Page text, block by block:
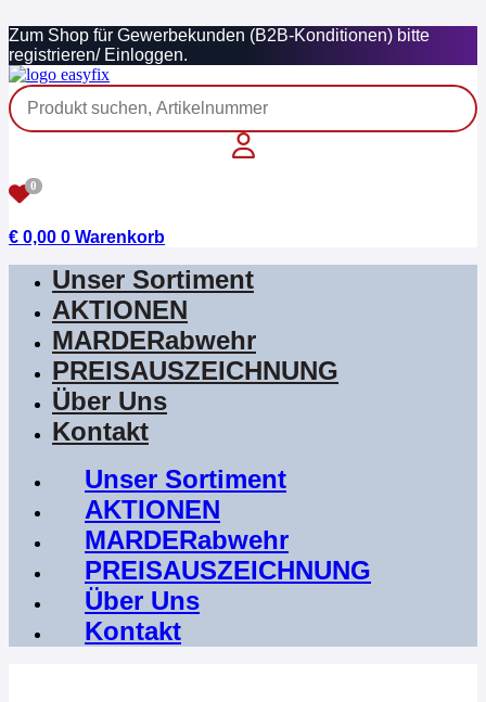
Inhalt
springen
Zum Shop für Gewerbekunden (B2B-Konditionen) bitte
registrieren/ Einloggen.
0
€ 0,00 0 Warenkorb
Unser Sortiment
AKTIONEN
MARDERabwehr
PREISAUSZEICHNUNG
Über Uns
Kontakt
Unser Sortiment
AKTIONEN
MARDERabwehr
PREISAUSZEICHNUNG
Über Uns
Kontakt